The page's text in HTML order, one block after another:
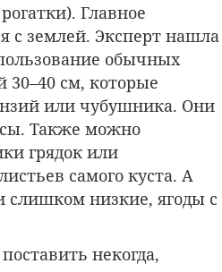
Главное
с землей. Эксперт нашла
обычных
30–40 см, которые
или чубушника. Они
Также можно
грядок или
самого куста. А
слишком низкие, ягоды с
некогда,